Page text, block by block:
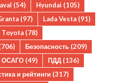
(54) Hyundai (105)
(97) Lada Vesta (91)
Toyota (78)
Безопасность (209)
ОСАГО (49) ПДД (136)
и рейтинги (317)